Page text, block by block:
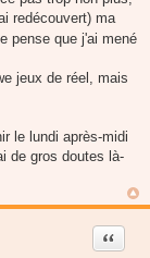
redécouvert) ma
pense que j'ai mené
jeux de réel, mais
le lundi après-midi
de gros doutes là-
Citer